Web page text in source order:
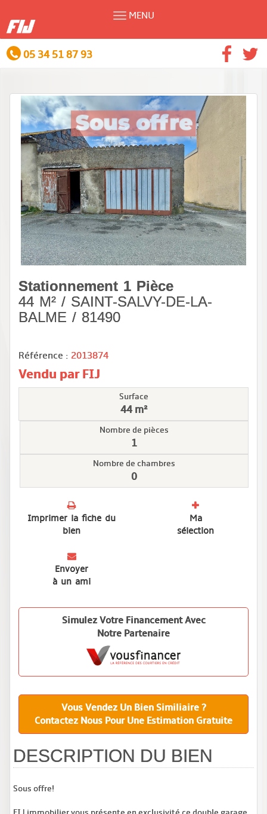
MENU
05 34 51 87 93
Stationnement 1 Pièce
44 M² / SAINT-SALVY-DE-LA-
BALME / 81490
Référence : 2013874
Vendu par FIJ
Surface
44 m²
Nombre de pièces
1
Nombre de chambres
0
Imprimer la fiche du
bien
Ma
sélection
Envoyer
à un ami
Simulez Votre Financement Avec
Notre Partenaire
Vous Vendez Un Bien Similiaire ?
Contactez Nous Pour Une Estimation Gratuite
DESCRIPTION DU BIEN
Sous offre!